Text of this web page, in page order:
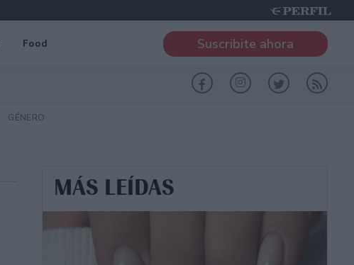
Food Suscribite ahora
GÉNERO
MÁS LEÍDAS